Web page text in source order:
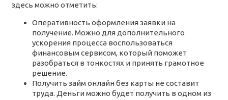
здесь можно отметить:
Оперативность оформления заявки на
получение. Можно для дополнительного
ускорения процесса воспользоваться
финансовым сервисом, который поможет
разобраться в тонкостях и принять грамотное
решение.
Получить займ онлайн без карты не составит
труда. Деньги можно будет получить в одном из